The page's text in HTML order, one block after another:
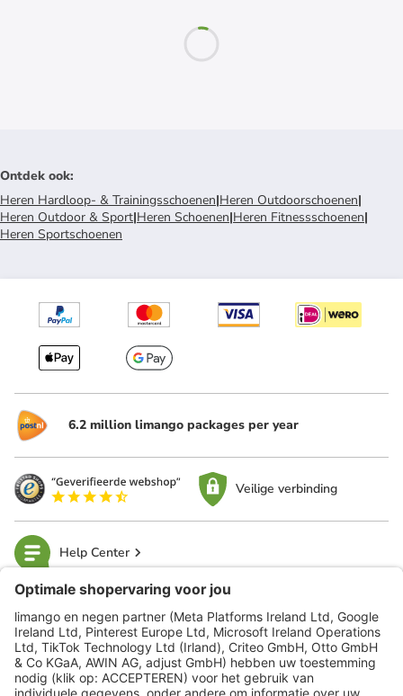
Ontdek ook:
Heren Hardloop- & Trainingsschoenen|Heren Outdoorschoenen|
Heren Outdoor & Sport|Heren Schoenen|Heren Fitnessschoenen|
Heren Sportschoenen
6.2 million limango packages per year
Veilige verbinding
Help Center
limango
Veilig winkelen